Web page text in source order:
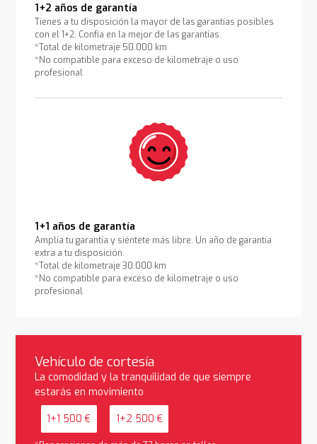
1+2 años de garantía
Tienes a tu disposición la mayor de las garantías posibles
con el 1+2. Confía en la mejor de las garantías.
*Total de kilometraje 50.000 km
*No compatible para exceso de kilometraje o uso
profesional
1+1 años de garantía
Amplía tu garantía y siéntete más libre. Un año de garantía
extra a tu disposición.
*Total de kilometraje 30.000 km
*No compatible para exceso de kilometraje o uso
profesional
Vehículo de cortesía
La comodidad y la tranquilidad de que siempre
estarás en movimiento
1+1 500 € 1+2 500 €